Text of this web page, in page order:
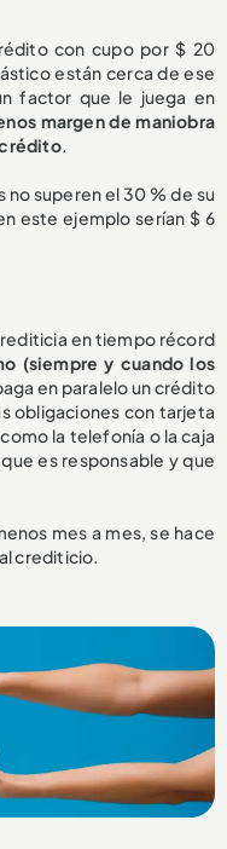
con cupo por $ 20
están cerca de ese
factor que le juega en
margen de maniobra
.
no superen el 30 % de su
este ejemplo serían $ 6
en tiempo récord
(siempre y cuando los
en paralelo un crédito
obligaciones con tarjeta
la telefonía o la caja
es responsable y que
mes a mes, se hace
crediticio.